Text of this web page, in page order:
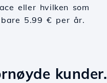
eller hvilken som
5.99 € per år.
kunder.